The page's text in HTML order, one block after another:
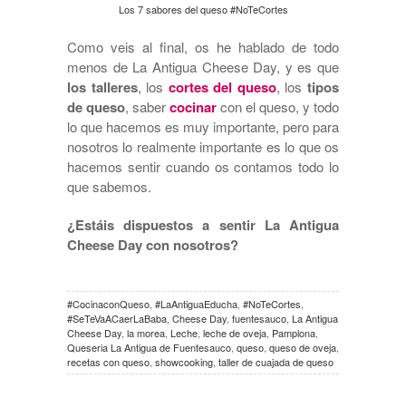
Los 7 sabores del queso #NoTeCortes
Como veis al final, os he hablado de todo
menos de La Antigua Cheese Day, y es que
los talleres, los cortes del queso, lostipos
de queso, sabercocinarcon el queso, y todo
lo que hacemos es muy importante, pero para
nosotros lo realmente importante es lo que os
hacemos sentir cuando os contamos todo lo
que sabemos.
¿Estáis dispuestos a sentir La Antigua
Cheese Day con nosotros?
#CocinaconQueso #LaAntiguaEducha #NoTeCortes
#SeTeVaACaerLaBaba Cheese Day fuentesauco La Antigua
Cheese Day la morea Leche leche de oveja Pamplona
Queseria La Antigua de Fuentesauco queso queso de oveja
recetas con queso showcooking taller de cuajada de queso